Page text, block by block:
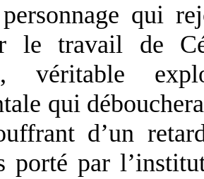
qui
le travail de
véritable
qui
d’un
porté par